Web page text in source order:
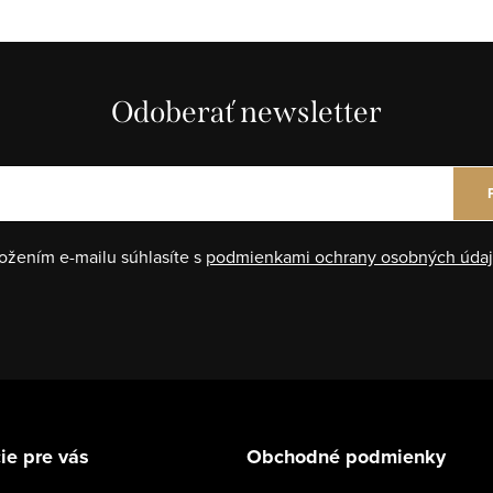
Odoberať newsletter
e-mailu súhlasíte s podmienkami ochrany osobných
pre vás Obchodné podmienky